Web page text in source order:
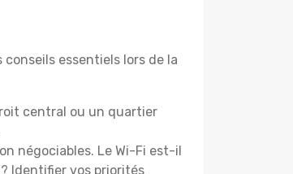
essentiels lors de la
central ou un quartier
négociables. Le Wi-Fi est-il
Identifier vos priorités